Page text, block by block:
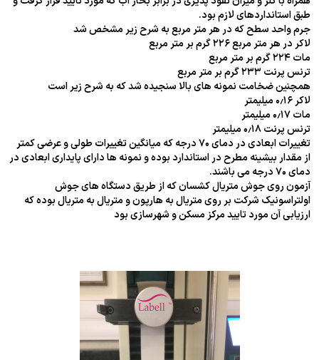
طبق استانداردهای لازم بود.
جرم واحد سطح که در هر متر مربع به شرح زیر مشخص شد
لاکر در هر متر مربع ۲۲۶ گرم بر متر مربع
مات ۲۲۴ گرم بر متر مربع
ترنس پرنت ۲۳۳ گرم بر متر مربع
همچنین ضخامت نمونه های بالا سنجیده شد که به شرح زیر است
لاکر ۰٫۱۶ میلیمتر
مات ۰٫۱۷ میلیمتر
ترنس پرنت ۰٫۱۸ میلیمتر
تغییرات ابعادی در دمای ۷۰ درجه که میانگین تغییرات طولی و عرضی کمتر
از مقدار بیشینه مطرح در استاندارد بوده و نمونه ها دارای پایداری ابعادی در
دمای ۷۰ درجه می باشند.
آزمون روی جوش متریال کشسان که از طریق دستگاه های جوش
اولتراسونیک شرکت بر روی متریال به هارپون و متریال به متریال بوده که
ارزیابی آن مورد تایید مرکز مسکن و شهرسازی بود